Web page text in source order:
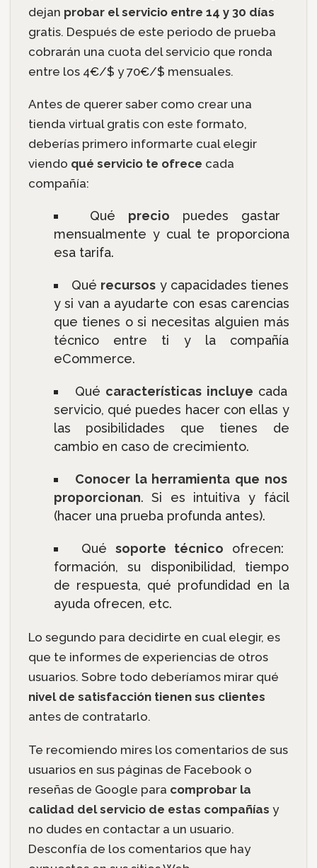
dejan probar el servicio entre 14 y 30 días
gratis. Después de este periodo de prueba
cobrarán una cuota del servicio que ronda
entre los 4€/$ y 70€/$ mensuales.
Antes de querer saber como crear una
tienda virtual gratis con este formato,
deberías primero informarte cual elegir
viendo qué servicio te ofrece cada
compañía:
Qué precio puedes gastar
mensualmente y cual te proporciona
esa tarifa.
Qué recursos y capacidades tienes
y si van a ayudarte con esas carencias
que tienes o si necesitas alguien más
técnico entre ti y la compañía
eCommerce.
Qué características incluye cada
servicio, qué puedes hacer con ellas y
las posibilidades que tienes de
cambio en caso de crecimiento.
Conocer la herramienta que nos
proporcionan. Si es intuitiva y fácil
(hacer una prueba profunda antes).
Quésoporte técnico ofrecen:
formación, su disponibilidad, tiempo
de respuesta, qué profundidad en la
ayuda ofrecen, etc.
Lo segundo para decidirte en cual elegir, es
que te informes de experiencias de otros
usuarios. Sobre todo deberíamos mirar qué
nivel de satisfacción tienen sus clientes
antes de contratarlo.
Te recomiendo mires los comentarios de sus
usuarios en sus páginas de Facebook o
reseñas de Google para comprobar la
calidad del servicio de estas compañías y
no dudes en contactar a un usuario.
Desconfía de los comentarios que hay